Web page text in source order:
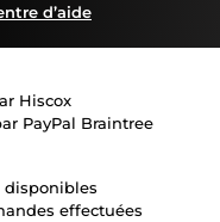
d’aide
Hiscox
PayPal Braintree
disponibles
effectuées